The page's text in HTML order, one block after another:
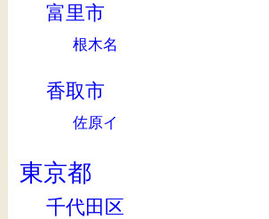
富里市
根木名
香取市
佐原イ
東京都
千代田区